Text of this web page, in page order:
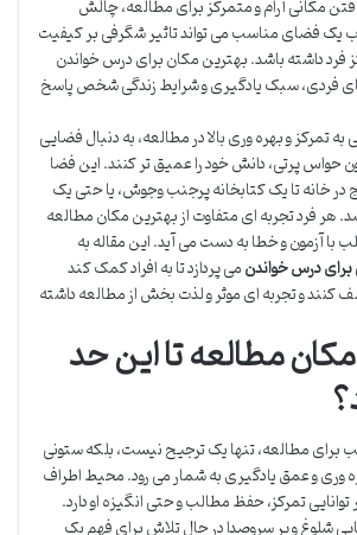
مکانی آرام و متمرکز برای مطالعه، چالش
یک فضای مناسب می تواند تاثیر شگرفی بر کیفیت
فرد داشته باشد. بهترین مکان برای درس خواندن
فردی، سبک یادگیری و شرایط زندگی شخص پاسخ
به تمرکز و بهره وری بالا در مطالعه، به دنبال فضایی
حواس پرتی، دانش خود را عمیق تر کنند. این فضا
در خانه تا یک کتابخانه پرجنب وجوش، یا حتی یک
هر فرد تجربه ای متفاوت از بهترین مکان مطالعه
با آزمون و خطا به دست می آید. این مقاله به
درس خواندنمی پردازد تا به افراد کمک کند
کنند و تجربه ای موثر و لذت بخش از مطالعه داشته
مطالعه تا این حد
برای مطالعه، تنها یک ترجیح نیست، بلکه ستونی
وری و عمق یادگیری به شمار می رود. محیط اطراف
تمرکز، حفظ مطالب و حتی انگیزه او دارد.
شلوغ و پر سروصدا در حال تلاش برای فهم یک